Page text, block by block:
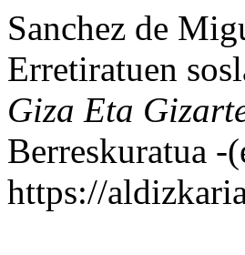
Sanchez de
Erretiratuen
Giza Eta
Berreskuratua -
https://